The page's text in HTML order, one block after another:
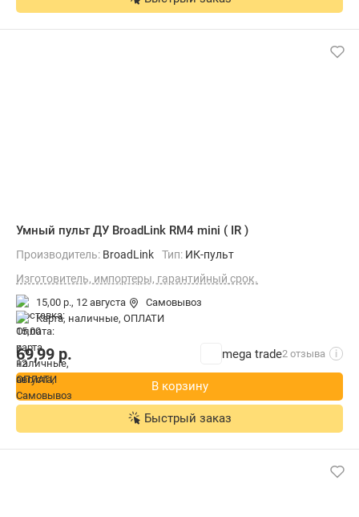
Умный пульт ДУ BroadLink RM4 mini ( IR )
Производитель: BroadLink Тип: ИК-пульт
Изготовитель, импортеры, гарантийный срок.
15,00 р., 12 августа
Самовывоз
карта, наличные, ОПЛАТИ
69,99 р. mega trade2 отзыва i
В корзину
Быстрый заказ